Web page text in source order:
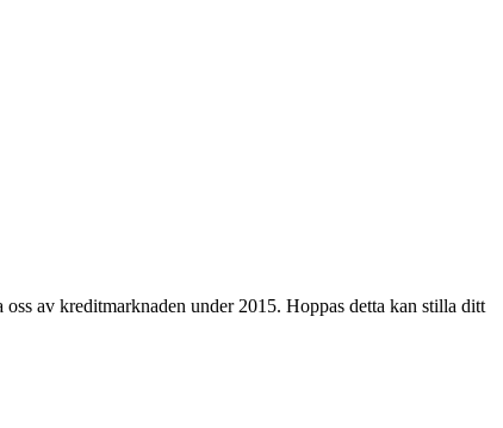
av kreditmarknaden under 2015. Hoppas detta kan stilla ditt